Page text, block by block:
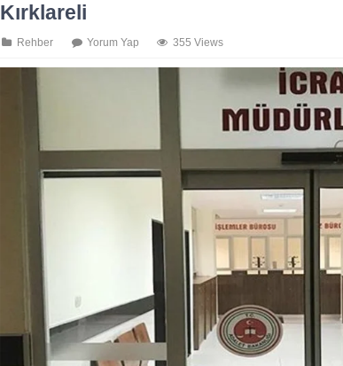
Kırklareli
Rehber Yorum Yap 355 Views